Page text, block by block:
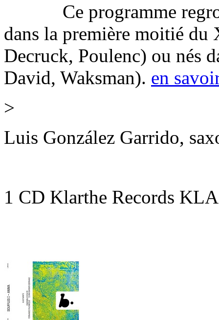
Ce programme
dans la première moitié du
Decruck, Poulenc) ou nés
David, Waksman). en
>
Luis González Garrido,
1 CD Klarthe Records